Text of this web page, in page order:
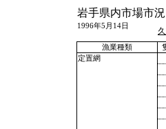
岩手県内市場市
1996年5月14日
漁業種類
定置網